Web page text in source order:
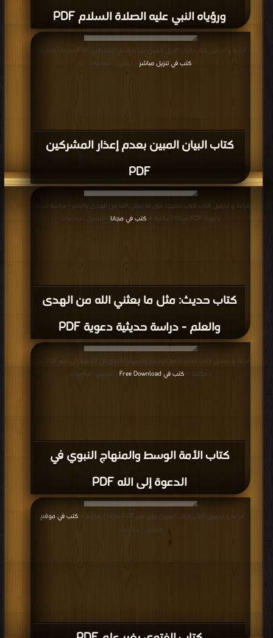
ورؤياه النبي عليه الصلاة السلام PDF
كتاب البيان المبين بعدم إعذار المشركين
PDF
قراءة و تحميل كتاب كتاب البيان المبين بعدم إعذار المشركين PDF مجانا | مكتبة >
كتب في تنزيل مباشر | التحميل : مرة/مرات
كتاب حديث: مثل ما بعثني الله من الهدى
والعلم - دراسة حديثية دعوية PDF
قراءة و تحميل كتاب كتاب حديث: مثل ما بعثني الله من الهدى والعلم - دراسة حديثية
دعوية PDF مجانا | مكتبة >
كتب في مجانا | التحميل : مرة/مرات
كتاب الأمة الوسط والمنهاج النبوي في
الدعوة إلى الله PDF
| مكتبة > كتب في Free Download | التحميل : مرة/مرات
قراءة و تحميل كتاب كتاب الفتوى بغير علم PDF مجانا | مكتبة > كتب في موقع
التحميل : مرة/مرات